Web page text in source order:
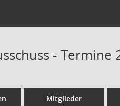
- Termine
Mitglieder